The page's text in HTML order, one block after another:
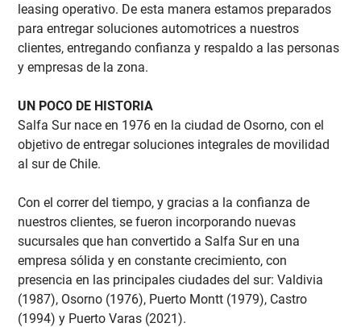
leasing operativo. De esta manera estamos preparados
para entregar soluciones automotrices a nuestros
clientes, entregando confianza y respaldo a las personas
y empresas de la zona.
UN POCO DE HISTORIA
Salfa Sur nace en 1976 en la ciudad de Osorno, con el
objetivo de entregar soluciones integrales de movilidad
al sur de Chile.
Con el correr del tiempo, y gracias a la confianza de
nuestros clientes, se fueron incorporando nuevas
sucursales que han convertido a Salfa Sur en una
empresa sólida y en constante crecimiento, con
presencia en las principales ciudades del sur: Valdivia
(1987), Osorno (1976), Puerto Montt (1979), Castro
(1994) y Puerto Varas (2021).